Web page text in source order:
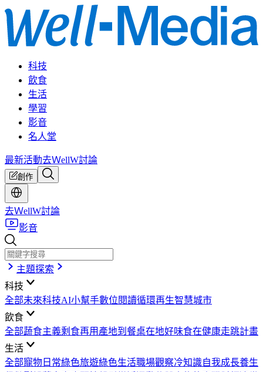
科技
飲食
生活
學習
影音
名人堂
最新活動去ＷellW討論
創作
去ＷellW討論
影音
主題探索
科技
全部未來科技AI小幫手數位閱讀循環再生智慧城市
飲食
全部蔬食主義剩食再用 產地到餐桌在地好味食在健康走跳計畫
生活
全部寵物日常綠色旅遊綠色生活職場觀察冷知識自我成長養生